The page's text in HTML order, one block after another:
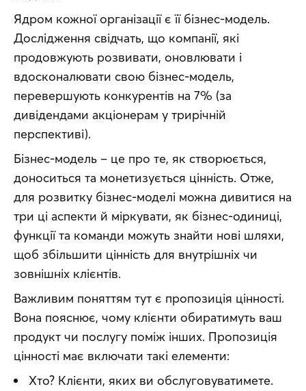
Ядром кожної організації є її бізнес-модель.
Дослідження свідчать, що компанії, які
продовжують розвивати, оновлювати і
вдосконалювати свою бізнес-модель,
перевершують конкурентів на 7% (за
дивідендами акціонерам у трирічній
перспективі).
Бізнес-модель – це про те, як створюється,
доноситься та монетизується цінність. Отже,
для розвитку бізнес-моделі можна дивитися на
три ці аспекти й міркувати, як бізнес-одиниці,
функції та команди можуть знайти нові шляхи,
щоб збільшити цінність для внутрішніх чи
зовнішніх клієнтів.
Важливим поняттям тут є пропозиція цінності.
Вона пояснює, чому клієнти обиратимуть ваш
продукт чи послугу поміж інших. Пропозиція
цінності має включати такі елементи:
Хто? Клієнти, яких ви обслуговуватимете.